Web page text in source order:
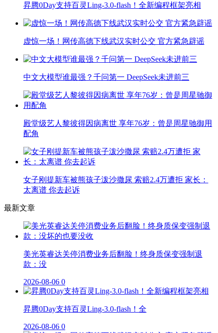
昇腾0Day支持百灵Ling-3.0-flash！全新编程框架亮相
虚惊一场！网传高德下线武汉实时公交 官方紧急辟谣
中文大模型谁最强？千问第一 DeepSeek未进前三
殿堂级艺人黎彼得因病离世 享年76岁：曾是周星驰御用
配角
女子刚提新车被熊孩子泼沙撒尿 索赔2.4万遭拒 家长：
太离谱 你去起诉
最新文章
美光英睿达关停消费业务后翻脸！终身质保变强制退
款：没
2026-08-06 0
昇腾0Day支持百灵Ling-3.0-flash！全
2026-08-06 0